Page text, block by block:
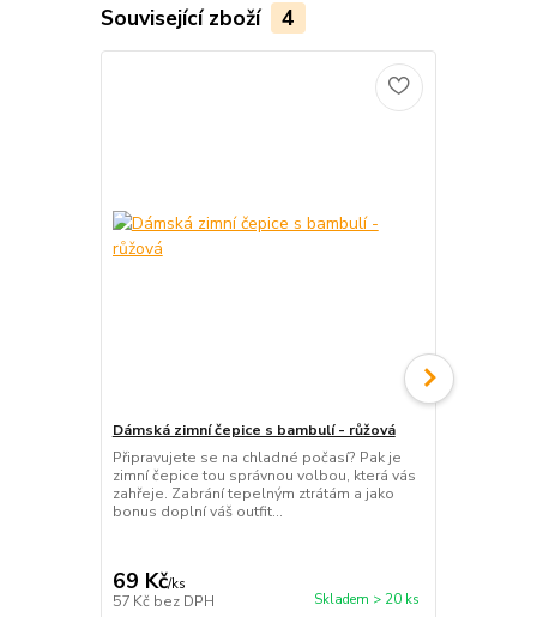
Související zboží 4
Dámská zimní čepice s bambulí - růžová
Připravujete se na chladné počasí? Pak je
zimní čepice tou správnou volbou, která vás
zahřeje. Zabrání tepelným ztrátám a jako
bonus doplní váš outfit...
69 Kč/ks
57 Kč bez DPH Skladem > 20 ks